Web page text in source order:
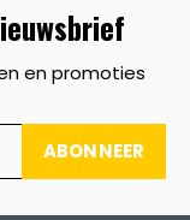
en promoties
ABONNEER